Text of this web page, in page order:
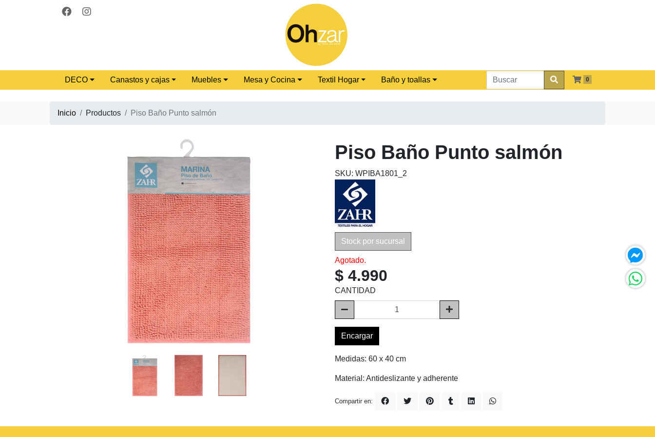
0
DECO Canastos y cajas Muebles Mesa y Cocina Textil Hogar Baño y toallas
Inicio Productos Piso Baño Punto salmón
Piso Baño Punto salmón
SKU: WPIBA1801_2
Stock por sucursal
Agotado.
$ 4.990
CANTIDAD
Encargar
Medidas: 60 x 40 cm
Material: Antideslizante y adherente
Compartir en: